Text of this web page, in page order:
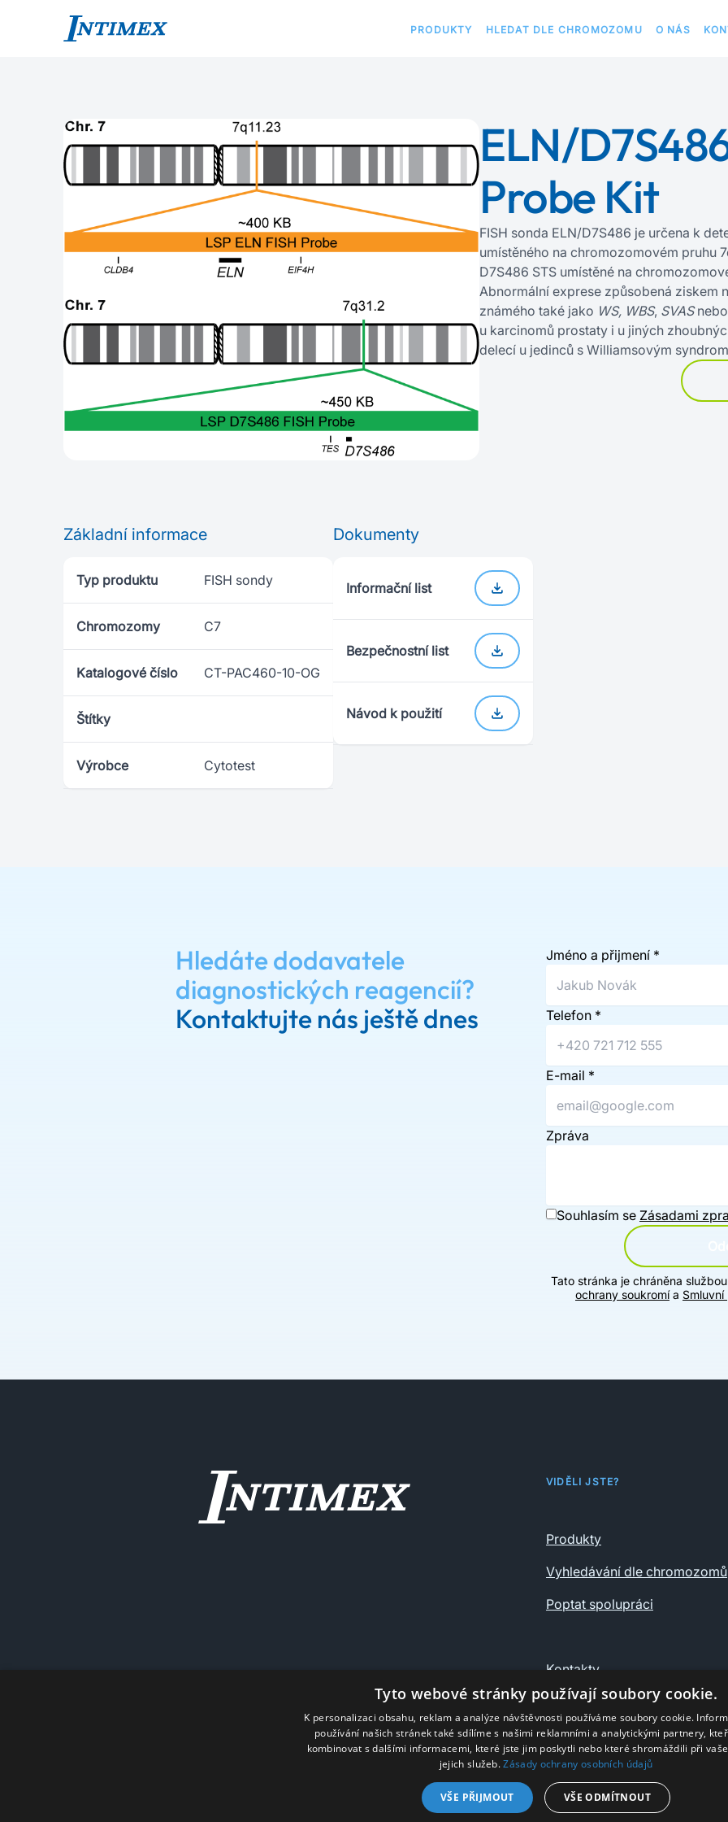
PRODUKTY HLEDAT DLE CHROMOZOMU O NÁS
ELN/
Probe Kit
FISH sonda ELN/D7S486 je určena k
umístěného na chromozomovém pruhu
D7S486 STS umístěné na
Abnormální exprese způsobená ziskem
známého také jako WS, WBS, SVASnebo
u karcinomů prostaty i u jiných
delecí u jedinců s Williamsovým
Základní informace
Typ produktu FISH sondy
Chromozomy C7
Katalogové číslo CT-PAC460-10-OG
Štítky
Výrobce Cytotest
Dokumenty
Informační list
Bezpečnostní list
Návod k použití
Hledáte dodavatele
diagnostických reagencií?
Kontaktujte nás ještě dnes
Jméno a přijmení *
Telefon *
E-mail *
Zpráva
Souhlasím se Zásadami
Tato stránka je chráněna
ochrany soukromía
VIDĚLI JSTE?
Produkty
Vyhledávání dle chromozomů
Poptat spolupráci
Kontakty
Ochrana osobních údajů
Tyto webové stránky používají soubory cookie.
K personalizaci obsahu, reklam a analýze návštěvnosti používáme soubory cookie.
používání našich stránek také sdílíme s našimi reklamními a analytickými partnery,
kombinovat s dalšími informacemi, které jste jim poskytli nebo které shromáždili při
jejich služeb.Zásady ochrany osobních údajů
VŠE PŘIJMOUT VŠE ODMÍTNOUT